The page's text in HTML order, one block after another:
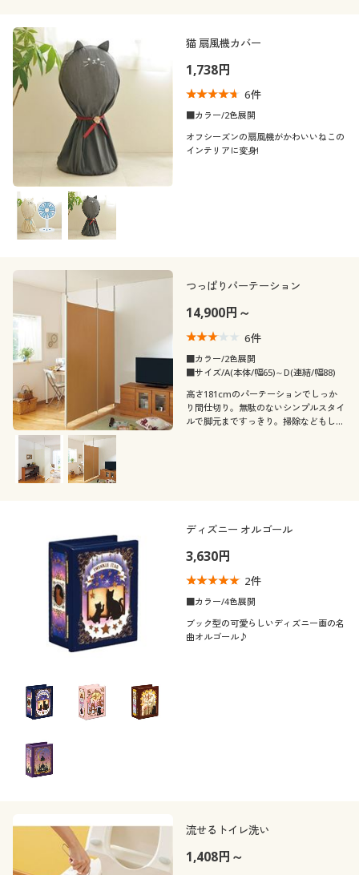
猫 扇風機カバー
1,738円
6件
■カラー/2色展開
オフシーズンの扇風機がかわいいねこの
インテリアに変身!
つっぱりパーテーション
14,900円～
6件
■カラー/2色展開
■サイズ/A(本体/幅65)～D(連結/幅88)
高さ181cmのパーテーションでしっか
り間仕切り。無駄のないシンプルスタイ
ルで脚元まですっきり。掃除などもしや
ディズニー オルゴール
3,630円
2件
■カラー/4色展開
ブック型の可愛らしいディズニー画の名
曲オルゴール♪
流せるトイレ洗い
1,408円～